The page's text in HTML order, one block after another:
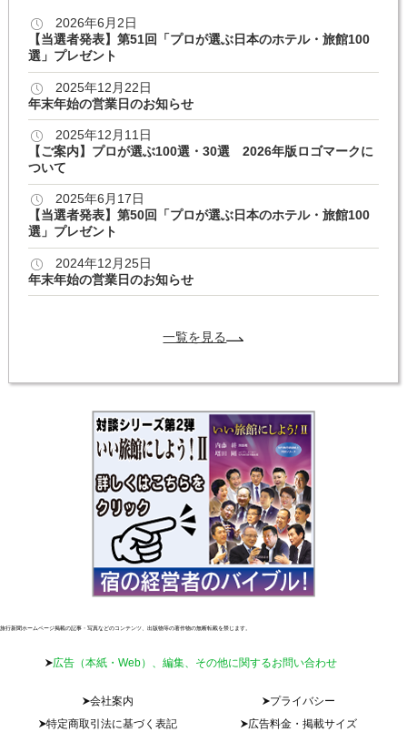
2026年6月2日
【当選者発表】第51回「プロが選ぶ日本のホテル・旅館100
選」プレゼント
2025年12月22日
年末年始の営業日のお知らせ
2025年12月11日
【ご案内】プロが選ぶ100選・30選 2026年版ロゴマークに
ついて
2025年6月17日
【当選者発表】第50回「プロが選ぶ日本のホテル・旅館100
選」プレゼント
2024年12月25日
年末年始の営業日のお知らせ
一覧を見る
旅行新聞ホームページ掲載の記事・写真などのコンテンツ、出版物等の著作物の無断転載を禁じます。
広告（本紙・Web）、編集、その他に関するお問い合わせ
会社案内
プライバシー
特定商取引法に基づく表記
広告料金・掲載サイズ